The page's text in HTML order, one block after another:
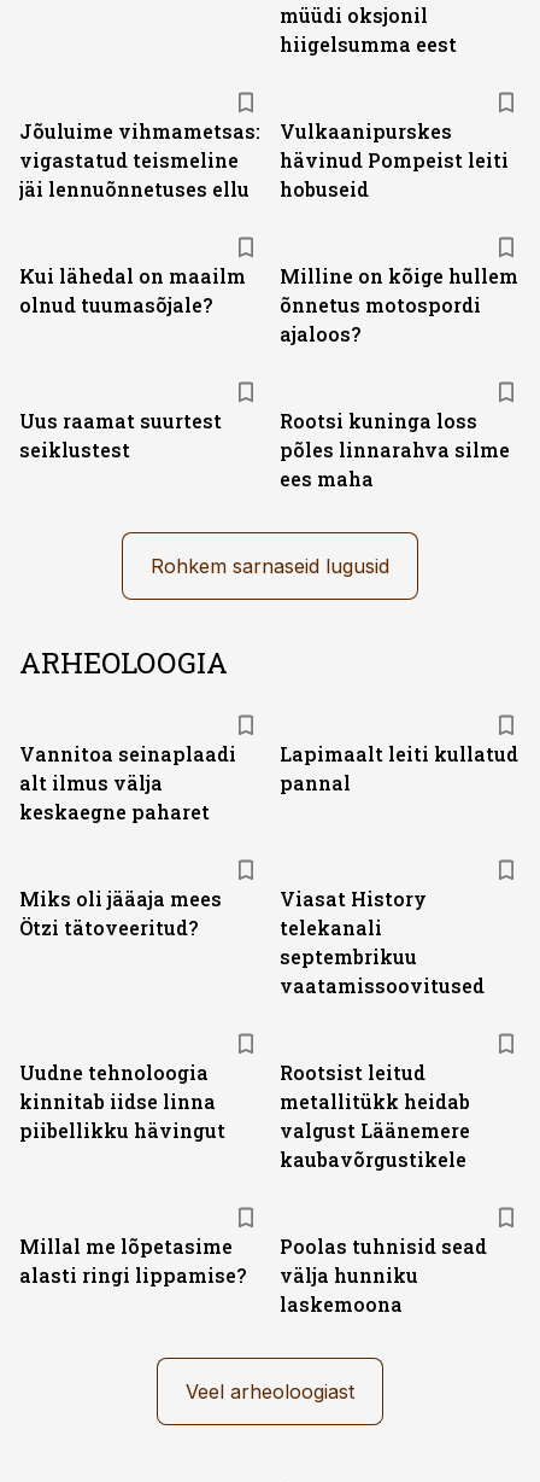
müüdi oksjonil
hiigelsumma eest
Jõuluime vihmametsas:
vigastatud teismeline
jäi lennuõnnetuses ellu
Vulkaanipurskes
hävinud Pompeist leiti
hobuseid
Kui lähedal on maailm
olnud tuumasõjale?
Milline on kõige hullem
õnnetus motospordi
ajaloos?
Uus raamat suurtest
seiklustest
Rootsi kuninga loss
põles linnarahva silme
ees maha
Rohkem sarnaseid lugusid
ARHEOLOOGIA
Vannitoa seinaplaadi
alt ilmus välja
keskaegne paharet
Lapimaalt leiti kullatud
pannal
Miks oli jääaja mees
Ötzi tätoveeritud?
Viasat History
telekanali
septembrikuu
vaatamissoovitused
Uudne tehnoloogia
kinnitab iidse linna
piibellikku hävingut
Rootsist leitud
metallitükk heidab
valgust Läänemere
kaubavõrgustikele
Millal me lõpetasime
alasti ringi lippamise?
Poolas tuhnisid sead
välja hunniku
laskemoona
Veel arheoloogiast